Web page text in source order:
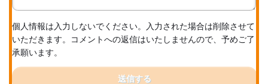
個人情報は入力しないでください。入力された場合は削除させて
いただきます。コメントへの返信はいたしませんので、予めご了
承願います。
送信する